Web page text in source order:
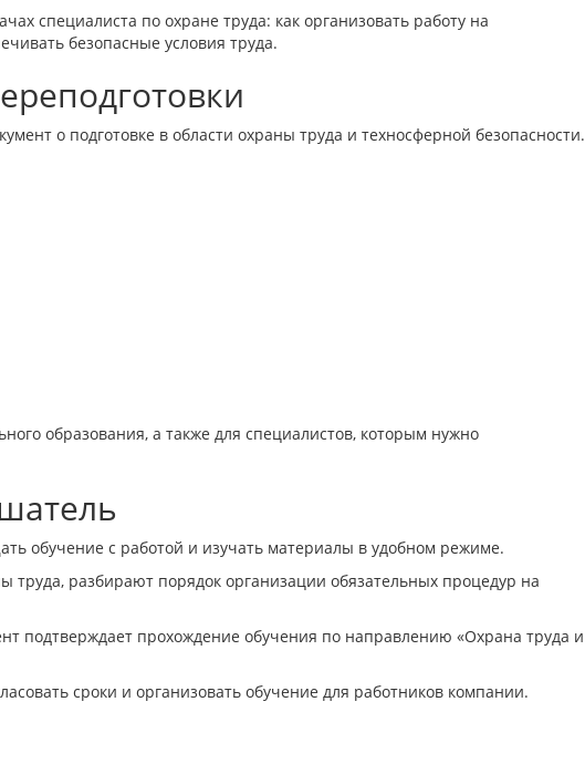
специалиста по охране труда: как организовать работу на
безопасные условия труда.
о подготовке в области охраны труда и техносферной безопасности.
образования, а также для специалистов, которым нужно
обучение с работой и изучать материалы в удобном режиме.
разбирают порядок организации обязательных процедур на
подтверждает прохождение обучения по направлению «Охрана труда и
сроки и организовать обучение для работников компании.